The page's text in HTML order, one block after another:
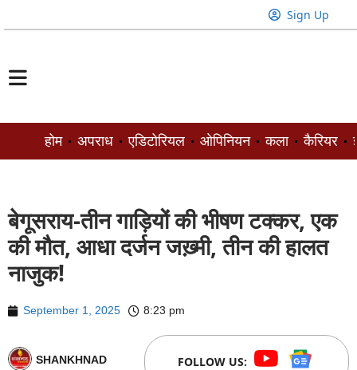
Sign Up
होम अपराध एडिटोरियल ओपिनियन कला कैरियर
बेगूसराय-तीन गाड़ियों की भीषण टक्कर, एक
की मौत, आधा दर्जन जख़्मी, तीन की हालत
नाजुक!
September 1, 2025 8:23 pm
SHANKHNAD FOLLOW US: